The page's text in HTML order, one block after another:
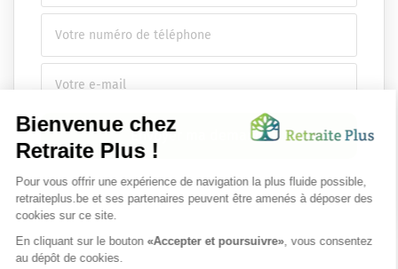
Envoyer ma demande
Nous vous infsdgsormons de l'existence de la liste d'opposition
au démarchage téléphonique.